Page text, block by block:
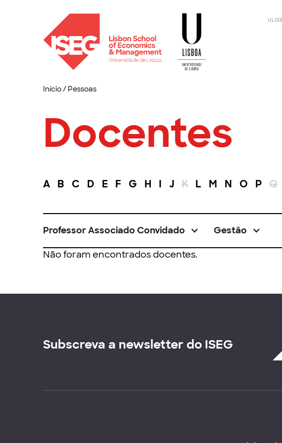
Início/ Pessoas
Docentes
A B C D E F G H I J K L M N O P Q
Professor Associado Convidado Gestão
Não foram encontrados docentes.
Subscreva a newsletter do ISEG